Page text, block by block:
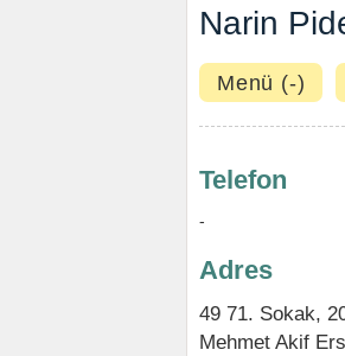
Narin
Menü (-)
Telefon
-
Adres
49 71. Sokak,
Mehmet Akif